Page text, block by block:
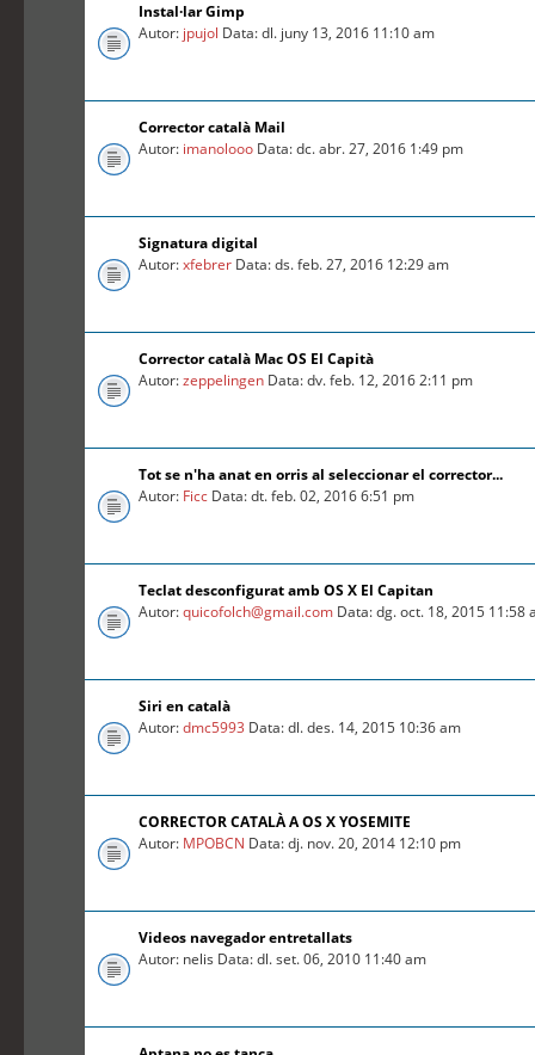
Instal·lar Gimp
Autor: jpujol Data: dl. juny 13, 2016 11:10 am
Corrector català Mail
Autor: imanolooo Data: dc. abr. 27, 2016 1:49 pm
Signatura digital
Autor:xfebrer Data: ds. feb. 27, 2016 12:29 am
Corrector català Mac OS El Capità
Autor:zeppelingen Data: dv. feb. 12, 2016 2:11 pm
Tot se n'ha anat en orris al seleccionar el corrector...
Autor: Ficc Data: dt. feb. 02, 2016 6:51 pm
Teclat desconfigurat amb OS X El Capitan
Autor:quicofolch@gmail.com Data: dg. oct. 18, 2015 11:58
Siri en català
Autor:dmc5993 Data: dl. des. 14, 2015 10:36 am
CORRECTOR CATALÀ A OS X YOSEMITE
Autor: MPOBCN Data: dj. nov. 20, 2014 12:10 pm
Videos navegador entretallats
Autor: nelis Data: dl. set. 06, 2010 11:40 am